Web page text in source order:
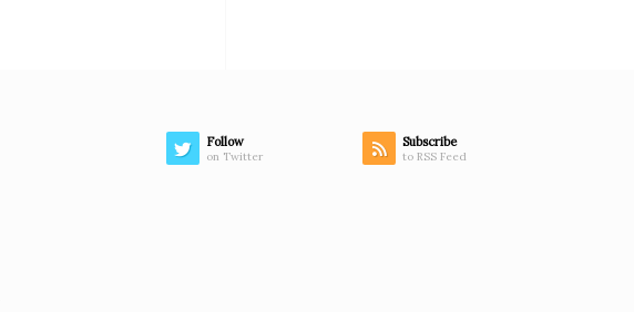
Follow
on Twitter
Subscribe
to RSS Feed